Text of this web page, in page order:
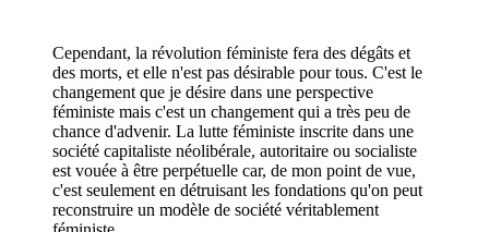
Cependant, la révolution féministe fera des dégâts et
des morts, et elle n'est pas désirable pour tous. C'est le
changement que je désire dans une perspective
féministe mais c'est un changement qui a très peu de
chance d'advenir. La lutte féministe inscrite dans une
société capitaliste néolibérale, autoritaire ou socialiste
est vouée à être perpétuelle car, de mon point de vue,
c'est seulement en détruisant les fondations qu'on peut
reconstruire un modèle de société véritablement